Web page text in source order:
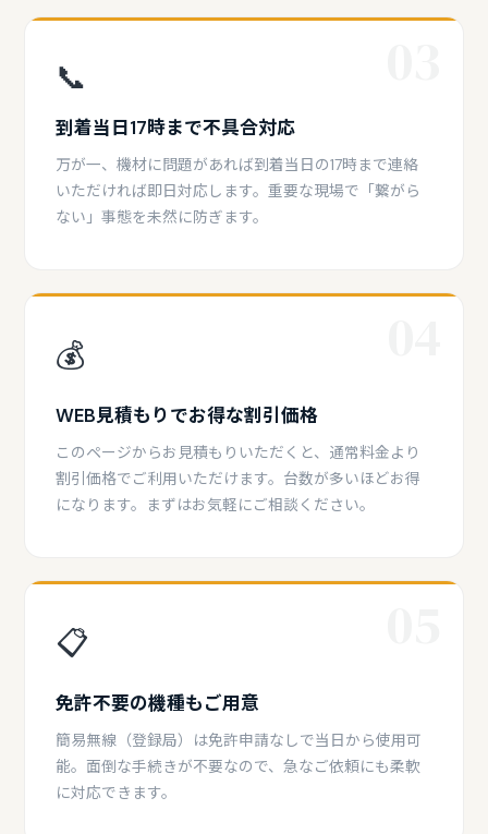
📞
到着当日17時まで不具合対応
万が一、機材に問題があれば到着当日の17時まで連絡
いただければ即日対応します。重要な現場で「繋がら
ない」事態を未然に防ぎます。
💰
WEB見積もりでお得な割引価格
このページからお見積もりいただくと、通常料金より
割引価格でご利用いただけます。台数が多いほどお得
になります。まずはお気軽にご相談ください。
📋
免許不要の機種もご用意
簡易無線（登録局）は免許申請なしで当日から使用可
能。面倒な手続きが不要なので、急なご依頼にも柔軟
に対応できます。